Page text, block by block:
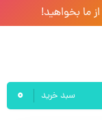
ما بخواهید!
سبد خرید 0